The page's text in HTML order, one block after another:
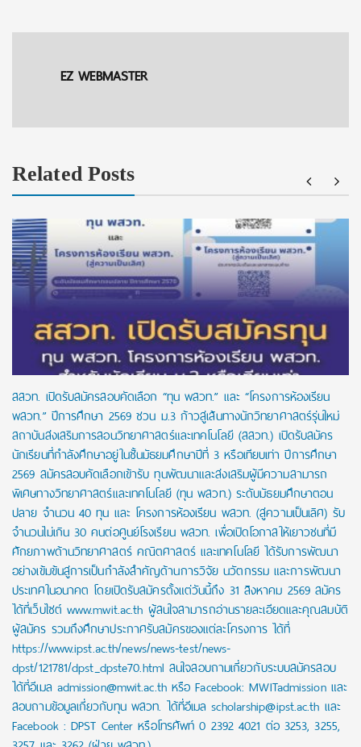
EZ WEBMASTER
Related Posts
สสวท. เปิดรับสมัครสอบคัดเลือก “ทุน พสวท.” และ “โครงการห้องเรียน
พสวท.” ปีการศึกษา 2569 ชวน ม.3 ก้าวสู่เส้นทางนักวิทยาศาสตร์รุ่นใหม่
สถาบันส่งเสริมการสอนวิทยาศาสตร์และเทคโนโลยี (สสวท.) เปิดรับสมัคร
นักเรียนที่กำลังศึกษาอยู่ในชั้นมัธยมศึกษาปีที่ 3 หรือเทียบเท่า ปีการศึกษา
2569 สมัครสอบคัดเลือกเข้ารับ ทุนพัฒนาและส่งเสริมผู้มีความสามารถ
พิเศษทางวิทยาศาสตร์และเทคโนโลยี (ทุน พสวท.) ระดับมัธยมศึกษาตอน
ปลาย จำนวน 40 ทุน และ โครงการห้องเรียน พสวท. (สู่ความเป็นเลิศ) รับ
จำนวนไม่เกิน 30 คนต่อศูนย์โรงเรียน พสวท. เพื่อเปิดโอกาสให้เยาวชนที่มี
ศักยภาพด้านวิทยาศาสตร์ คณิตศาสตร์ และเทคโนโลยี ได้รับการพัฒนา
อย่างเข้มข้นสู่การเป็นกำลังสำคัญด้านการวิจัย นวัตกรรม และการพัฒนา
ประเทศในอนาคต โดยเปิดรับสมัครตั้งแต่วันนี้ถึง 31 สิงหาคม 2569 สมัคร
ได้ที่เว็บไซต์ www.mwit.ac.th ผู้สนใจสามารถอ่านรายละเอียดและคุณสมบัติ
ผู้สมัคร รวมถึงศึกษาประกาศรับสมัครของแต่ละโครงการ ได้ที่
https://www.ipst.ac.th/news/news-test/news-
dpst/121781/dpst_dpste70.html สนใจสอบถามเกี่ยวกับระบบสมัครสอบ
ได้ที่อีเมล admission@mwit.ac.th หรือ Facebook: MWITadmission และ
สอบถามข้อมูลเกี่ยวกับทุน พสวท. ได้ที่อีเมล scholarship@ipst.ac.th และ
Facebook : DPST Center หรือโทรศัพท์ 0 2392 4021 ต่อ 3253, 3255,